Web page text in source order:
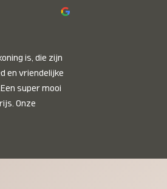
is, die zijn
en vriendelijke
super mooi
Onze